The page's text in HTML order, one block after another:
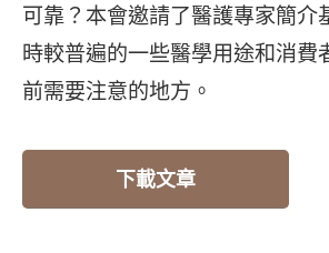
可靠？本會邀請了醫護專家簡介
時較普遍的一些醫學用途和消費
前需要注意的地方。
下載文章